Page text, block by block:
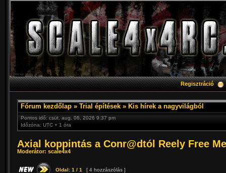
Regisztráció
Fórum kezdőlap » Trial építések » Kis hírek a nagyvilágból
Pontos idő: csüt. aug. 06, 2026 9:37 pm
Időzóna: UTC + 1 óra
Axial koppintás a Conr@dtól Reely Free
Moderátor: scale4x4
Oldal: 1 / 1 [ 4 hozzászólás ]